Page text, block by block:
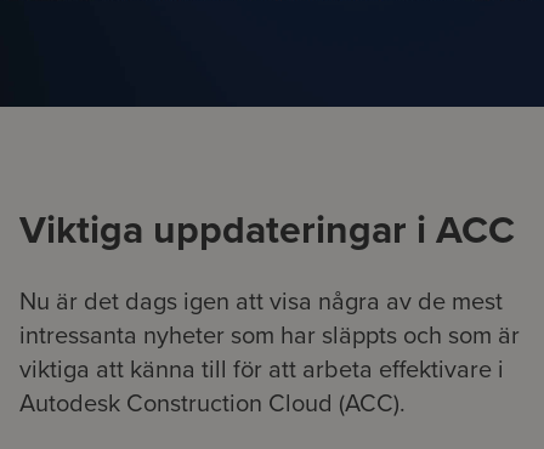
Viktiga uppdateringar i ACC
Nu är det dags igen att visa några av de mest
intressanta nyheter som har släppts och som är
viktiga att känna till för att arbeta effektivare i
Autodesk Construction Cloud (ACC).